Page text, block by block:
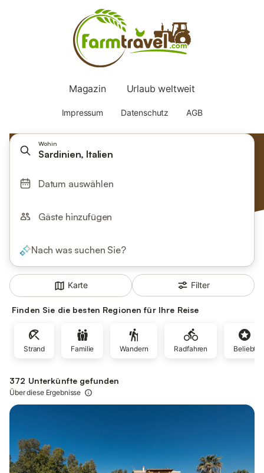
Wohin
Sardinien, Italien
Datum auswählen
Gäste hinzufügen
Nach was suchen Sie?
Karte Filter
Finden Sie die besten Regionen für Ihre Reise
Strand Familie Wandern Radfahren Beliebt
372 Unterkünfte gefunden
Über diese Ergebnisse